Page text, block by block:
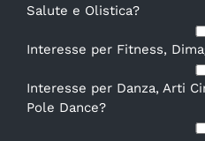
Salute e Olistica?
Interesse per Fitness,
Interesse per Danza, Arti
Pole Dance?